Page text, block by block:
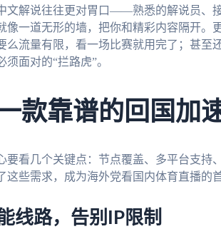
文解说往往更对胃口——熟悉的解说员、
像一道无形的墙，把你和精彩内容隔开。
么流量有限，看一场比赛就用完了；甚至
面对的“拦路虎”。
款靠谱的回国加
要看几个关键点：节点覆盖、多平台支持
这些需求，成为海外党看国内体育直播的首
线路，告别IP限制